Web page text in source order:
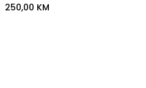
250,00 KM